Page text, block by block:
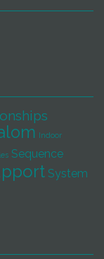
Indoor
Sequence
System